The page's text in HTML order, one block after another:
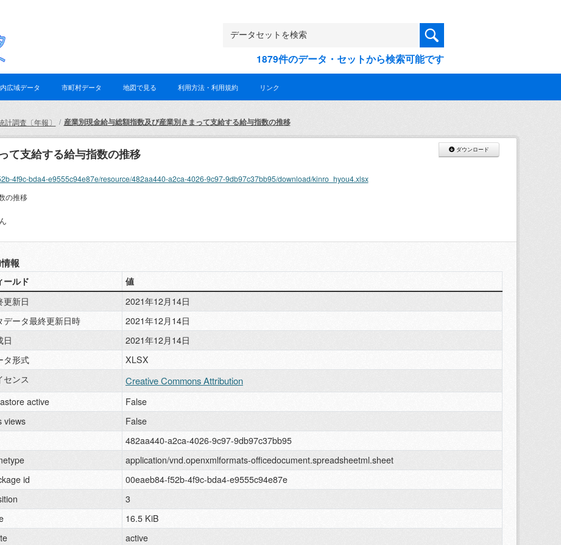
1879件のデータ・セットから検索可能です
広域データ 市町村データ 地図で見る 利用方法・利用規約 リンク
調査〔年報〕 産業別現金給与総額指数及び産業別きまって支給する給与指数の推移
ダウンロード
て支給する給与指数の推移
4f9c-bda4-e9555c94e87e/resource/482aa440-a2ca-4026-9c97-9db97c37bb95/download/kinro_hyou4.xlsx
の推移
報
ールド
値
更新日
2021年12月14日
データ最終更新日時
2021年12月14日
日
2021年12月14日
タ形式
XLSX
センス
Creative Commons Attribution
active
False
views
False
482aa440-a2ca-4026-9c97-9db97c37bb95
application/vnd.openxmlformats-officedocument.spreadsheetml.sheet
id
00eaeb84-f52b-4f9c-bda4-e9555c94e87e
3
16.5 KiB
active